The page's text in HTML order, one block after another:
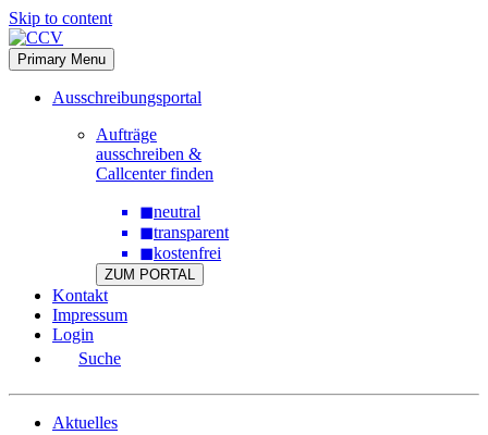
Skip to content
Primary Menu
Ausschreibungsportal
Aufträge
ausschreiben &
Callcenter finden
◼neutral
◼transparent
◼kostenfrei
ZUM PORTAL
Kontakt
Impressum
Login
Suche
Aktuelles